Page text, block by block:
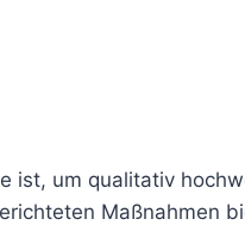
ist, um qualitativ
Maßnahmen